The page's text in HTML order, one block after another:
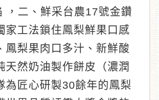
，二、鮮采台農17號金鑽
家工法鎖住鳳梨鮮果口感
鳳梨果肉口多汁、新鮮酸
天然奶油製作餅皮（濃潤
為匠心研製30餘年的鳳梨